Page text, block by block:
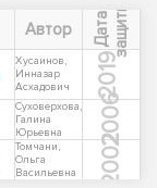
Автор Д
а
т
а
з
а
щ
и
т ы
Хусаинов,
Инназар
Асхадович
2019
Суховерхова,
Галина
Юрьевна
2006
Томчани,
Ольга
Васильевна
2002